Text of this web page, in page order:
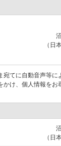
（日
てに自動音声等
け、個人情報をお
（日